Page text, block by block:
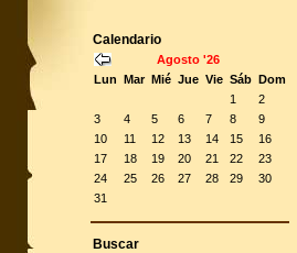
Calendario
Agosto '26
Lun Mar Mié Jue Vie Sáb Dom
1
2
3
4 5 6 7 8
9
10
11 12 13 14 15
16
17
18 19 20 21 22
23
24
25 26 27 28 29
30
31
Buscar